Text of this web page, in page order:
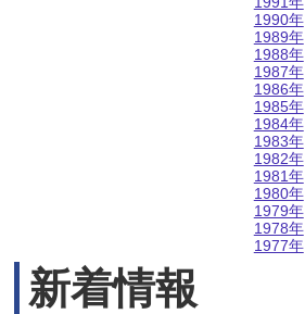
1990年
1989年
1988年
1987年
1986年
1985年
1984年
1983年
1982年
1981年
1980年
1979年
1978年
1977年
新着情報